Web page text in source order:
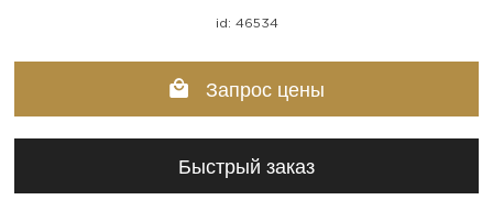
id: 46534
Запрос цены
Быстрый заказ